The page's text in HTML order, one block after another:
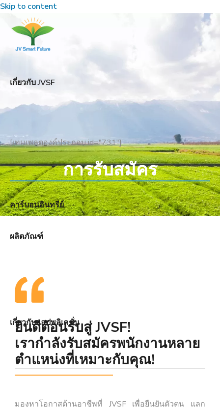
Skip to content
เกี่ยวกับ JVSF
คาร์บอนอินทรีย์
ผลิตภัณฑ์
เกี่ยวกับแอปพลิเคชั่น
[เทมเพลตองค์ประกอบ id="731"]
การรับสมัคร
ยินดีต้อนรับสู่ JVSF!
เรากำลังรับสมัครพนักงานหลาย
ตำแหน่งที่เหมาะกับคุณ!
มองหาโอกาสด้านอาชีพที่ JVSF เพื่อยืนยันตัวตน แลก